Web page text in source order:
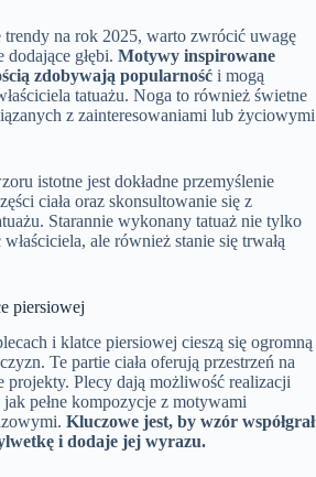
trendy na rok 2025, warto zwrócić uwagę
głębi. Motywy inspirowane
zdobywają popularność i mogą
tatuażu. Noga to również świetne
z zainteresowaniami lub życiowymi
istotne jest dokładne przemyślenie
ciała oraz skonsultowanie się z
Starannie wykonany tatuaż nie tylko
ale również stanie się trwałą
piersiowej
i klatce piersiowej cieszą się ogromną
Te partie ciała oferują przestrzeń na
projekty. Plecy dają możliwość realizacji
pełne kompozycje z motywami
Kluczowe jest, by wzór współgrał
i dodaje jej wyrazu.